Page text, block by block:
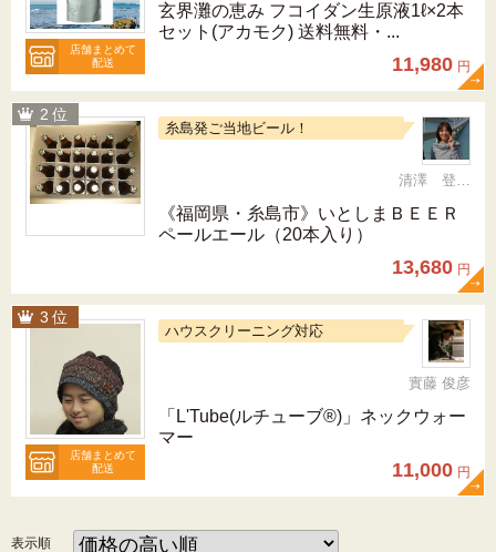
店舗まとめて
配送
玄界灘の恵み フコイダン生原液1ℓ×2本
セット(アカモク) 送料無料・...
11,980 円
糸島発ご当地ビール！
清澤 登希子
《福岡県・糸島市》いとしまＢＥＥＲ
ペールエール（20本入り）
13,680 円
店舗まとめて
配送
ハウスクリーニング対応
實藤 俊彦
「L'Tube(ルチューブ®)」ネックウォー
マー
11,000 円
表示順